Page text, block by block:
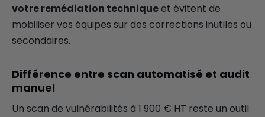
votre remédiation techniqueet évitent de
mobiliser vos équipes sur des corrections inutiles ou
secondaires.
Différence entre scan automatisé et audit
manuel
Un scan de vulnérabilités à 1 900 € HT reste un outil